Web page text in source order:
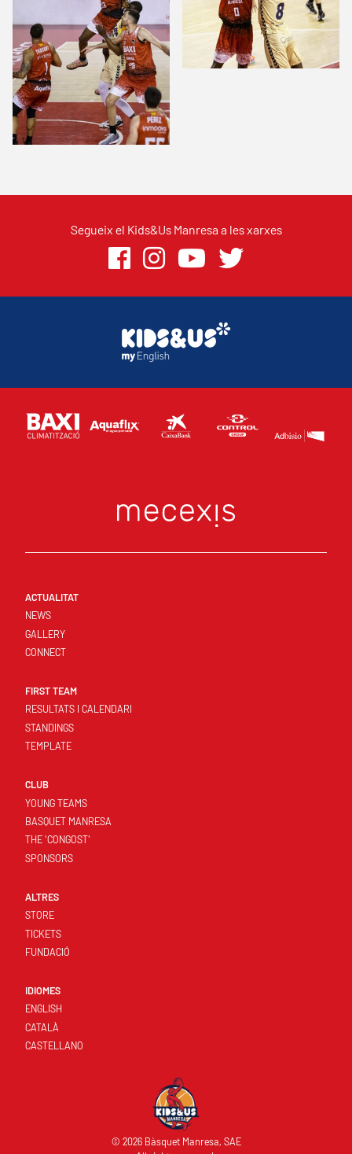
Segueix el Kids&Us Manresa a les xarxes
ACTUALITAT
NEWS
GALLERY
CONNECT
FIRST TEAM
RESULTATS I CALENDARI
STANDINGS
TEMPLATE
CLUB
YOUNG TEAMS
BASQUET MANRESA
THE 'CONGOST'
SPONSORS
ALTRES
STORE
TICKETS
FUNDACIÓ
IDIOMES
ENGLISH
CATALÀ
CASTELLANO
© 2026 Bàsquet Manresa, SAE